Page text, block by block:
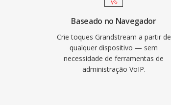
Baseado no Navegador
Crie toques Grandstream a partir de
qualquer dispositivo — sem
necessidade de ferramentas de
administração VoIP.